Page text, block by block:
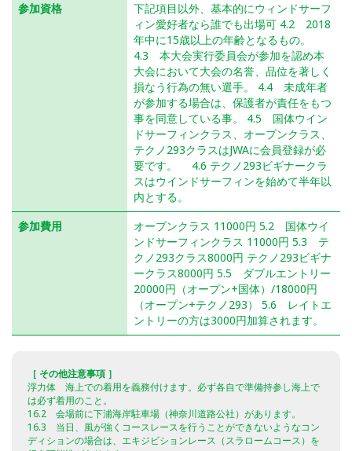
参加資格
下記項目以外、基本的にウィンドサーフ
ィン愛好者なら誰でも出場可 4.2 2018
年中に15歳以上の年齢となるもの。
4.3 本大会実行委員会が参加を認め本
大会において大会の名誉、品位を著しく
損なう行為の無い選手。 4.4 未成年者
が参加する場合は、保護者が責任をもつ
事を同意している事。 4.5 国体ウイン
ドサーフィンクラス、オープンクラス、
テクノ293クラスはJWAに会員登録が必
要です。 4.6 テクノ293ビギナークラ
スはウインドサーフィンを始めて半年以
内とする。
参加費用
オープンクラス 11000円 5.2 国体ウイ
ンドサーフィンクラス 11000円 5.3 テ
クノ293クラス8000円 テクノ293ビギナ
ークラス8000円 5.5 ダブルエントリー
20000円（オープン+国体）/18000円
（オープン+テクノ293） 5.6 レイトエ
ントリーの方は3000円加算されます。
［ その他注意事項 ］
浮力体 海上での着用を義務付けます。必ず各自で準備持参し海上で
は必ず着用のこと。
16.2 会場前に下浦海岸駐車場（神奈川道路公社）があります。
16.3 当日、風が強くコースレースを行うことができないようなコン
ディションの場合は、エキジビションレース（スラロームコース）を